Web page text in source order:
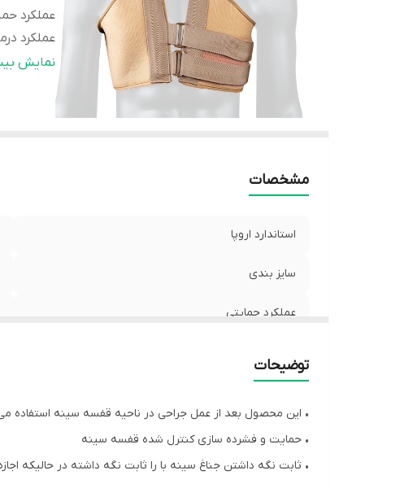
عملکرد
عملکرد
قابلیت
نمایش
مشخصات
استاندارد اروپا
سایز بندی
عملکرد حمایتی
توضیحات
• این محصول بعد از عمل جراحی در ناحیه قفسه سینه استفاده
• حمایت و فشرده سازی كنترل شده قفسه سینه
• ثابت نگه داشتن جناغ سینه با را ثابت نگه داشته در حالیکه